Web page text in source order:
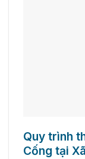
Quy trình
Cống tại